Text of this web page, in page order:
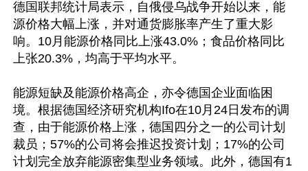
德国联邦统计局表示，自俄侵乌战争开始以来，能
源价格大幅上涨，并对通货膨胀率产生了重大影
响。10月能源价格同比上涨43.0%；食品价格同比
上张20.3%，均高于平均水平。
能源短缺及能源价格高企，亦令德国企业面临困
境。根据德国经济研究机构Ifo在10月24日发布的调
查，由于能源价格上涨，德国四分之一的公司计划
裁员；57%的公司将会推迟投资计划；17%的公司
计划完全放弃能源密集型业务领域。此外，德国有1